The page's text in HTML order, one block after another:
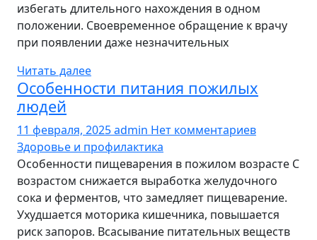
избегать длительного нахождения в одном
положении. Своевременное обращение к врачу
при появлении даже незначительных
Читать далее
Особенности питания пожилых
людей
11 февраля, 2025admin Нет комментариев
Здоровье и профилактика
Особенности пищеварения в пожилом возрасте С
возрастом снижается выработка желудочного
сока и ферментов, что замедляет пищеварение.
Ухудшается моторика кишечника, повышается
риск запоров. Всасывание питательных веществ